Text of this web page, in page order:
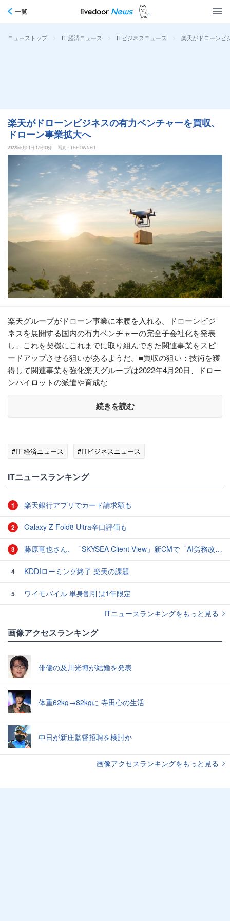
一覧
ニューストップ > IT 経済ニュース > ITビジネスニュース > 楽天がドローンビ
楽天がドローンビジネスの有力ベンチャーを買収、
ドローン事業拡大へ
2022年5月21日 17時30分 写真：THE OWNER
楽天グループがドローン事業に本腰を入れる。ドローンビジ
ネスを展開する国内の有力ベンチャーの完全子会社化を発表
し、これを契機にこれまでに取り組んできた関連事業をスピ
ードアップさせる狙いがあるようだ。■買収の狙い：技術を獲
得して関連事業を強化楽天グループは2022年4月20日、ドロー
ンパイロットの派遣や育成な
続きを読む
#IT 経済ニュース #ITビジネスニュース
ITニュースランキング
1 楽天銀行アプリでカード請求額も
2 Galaxy Z Fold8 Ultra辛口評価も
3 藤原竜也さん、「SKYSEA Client View」新CMで「AI労務改善」をアピール 働き方をAIが分析したら「すぐに休んで」と言われる？
4 KDDIローミング終了 楽天の課題
5
ワイモバイル 単身割引は1年限定
ITニュースランキングをもっと見る
画像アクセスランキング
俳優の及川光博が結婚を発表
体重62kg→82kgに 寺田心の生活
中日が新庄監督招聘を検討か
画像アクセスランキングをもっと見る